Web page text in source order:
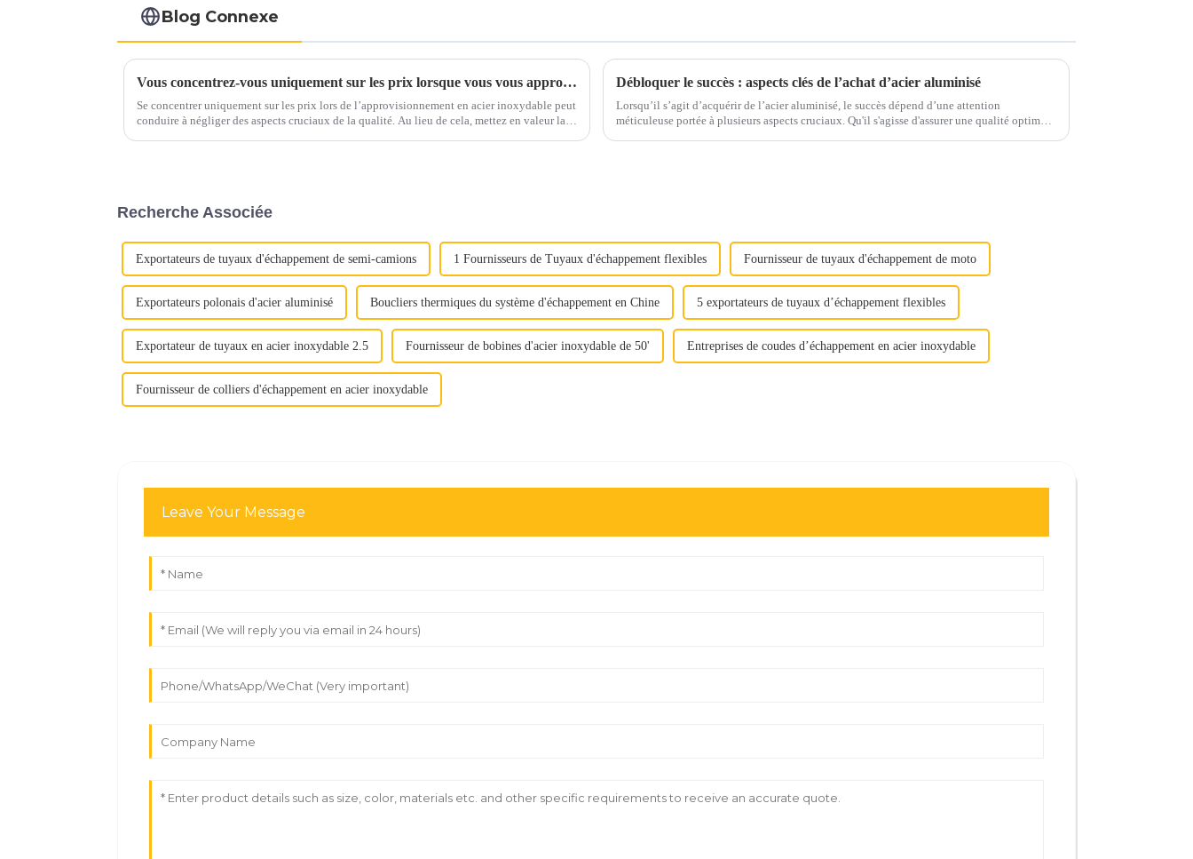
Blog Connexe
Vous concentrez-vous uniquement sur les prix lorsque vous vous approvisionnez en acier inoxydable ?
Se concentrer uniquement sur les prix lors de l’approvisionnement en acier inoxydable peut
conduire à négliger des aspects cruciaux de la qualité. Au lieu de cela, mettez en valeur la
Débloquer le succès : aspects clés de l’achat d’acier aluminisé
Lorsqu’il s’agit d’acquérir de l’acier aluminisé, le succès dépend d’une attention
méticuleuse portée à plusieurs aspects cruciaux. Qu'il s'agisse d'assurer une qualité optimale
Recherche Associée
Exportateurs de tuyaux d'échappement de semi-camions 1 Fournisseurs de Tuyaux d'échappement flexibles Fournisseur de tuyaux d'échappement de moto
Exportateurs polonais d'acier aluminisé Boucliers thermiques du système d'échappement en Chine 5 exportateurs de tuyaux d’échappement flexibles
Exportateur de tuyaux en acier inoxydable 2.5 Fournisseur de bobines d'acier inoxydable de 50' Entreprises de coudes d’échappement en acier inoxydable
Fournisseur de colliers d'échappement en acier inoxydable
Leave Your Message